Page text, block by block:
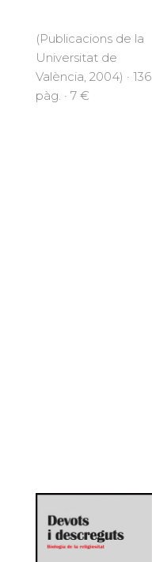
(Publicacions de la
Universitat de
València, 2004) · 136
pàg. · 7 €